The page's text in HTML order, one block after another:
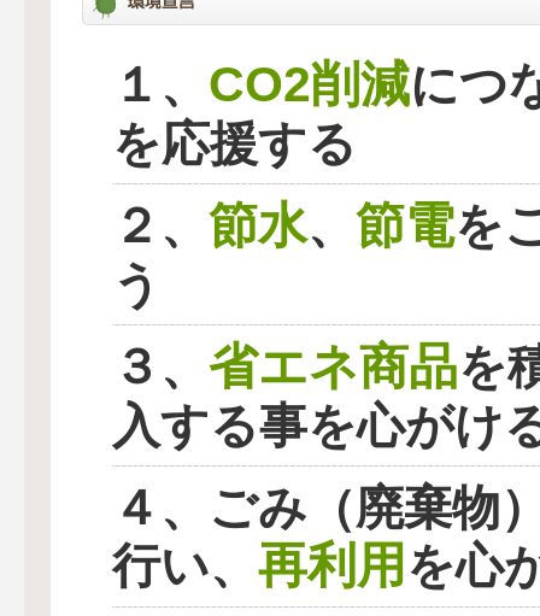
１、 CO2削減につ
を応援する
２、 節水、 節電を
う
３、 省エネ商品を
入する事を心がけ
４、ごみ（廃棄物
行い、 再利用を心